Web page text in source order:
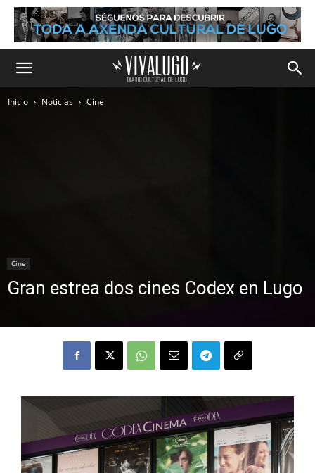
Inicio Noticias Cine
Cine
Gran estrea dos cines Codex en Lugo